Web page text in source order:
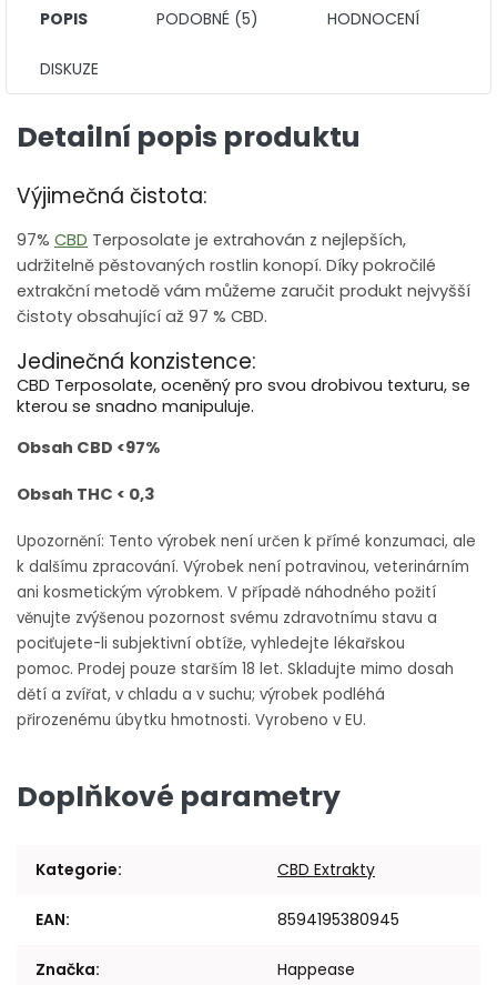
POPIS PODOBNÉ (5) HODNOCENÍ
DISKUZE
Detailní popis produktu
Výjimečná čistota:
97% CBD Terposolate je extrahován z nejlepších,
udržitelně pěstovaných rostlin konopí. Díky pokročilé
extrakční metodě vám můžeme zaručit produkt nejvyšší
čistoty obsahující až 97 % CBD.
Jedinečná konzistence:
CBD Terposolate, oceněný pro svou drobivou texturu, se
kterou se snadno manipuluje.
Obsah CBD <97%
Obsah THC < 0,3
Upozornění: Tento výrobek není určen k přímé konzumaci, ale
k dalšímu zpracování. Výrobek není potravinou, veterinárním
ani kosmetickým výrobkem. V případě náhodného požití
věnujte zvýšenou pozornost svému zdravotnímu stavu a
pociťujete-li subjektivní obtíže, vyhledejte lékařskou
pomoc. Prodej pouze starším 18 let. Skladujte mimo dosah
dětí a zvířat, v chladu a v suchu; výrobek podléhá
přirozenému úbytku hmotnosti. Vyrobeno v EU.
Doplňkové parametry
Kategorie: CBD Extrakty
EAN: 8594195380945
Značka: Happease